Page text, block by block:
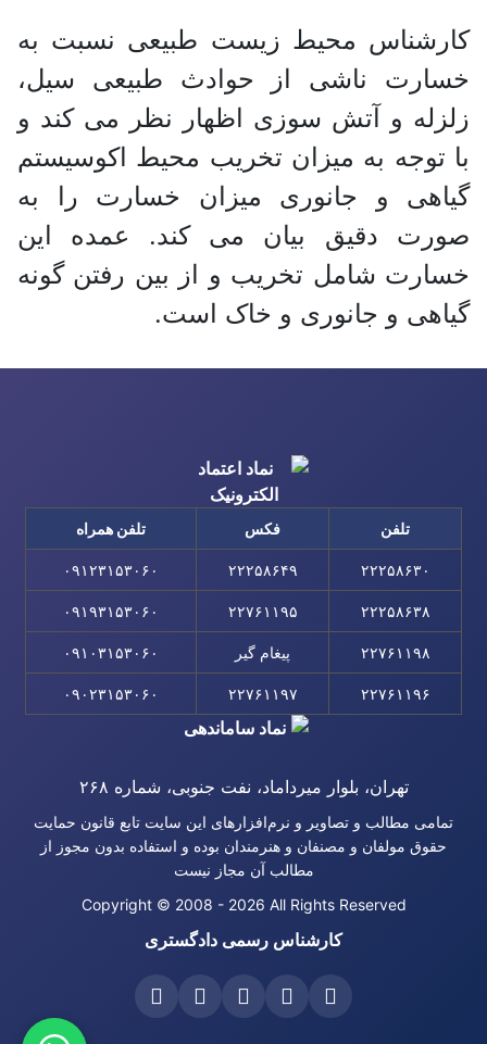
کارشناس محیط زیست طبیعی نسبت به
خسارت ناشی از حوادث طبیعی سیل،
زلزله و آتش سوزی اظهار نظر می کند و
با توجه به میزان تخریب محیط اکوسیستم
گیاهی و جانوری میزان خسارت را به
صورت دقیق بیان می کند. عمده این
خسارت شامل تخریب و از بین رفتن گونه
گیاهی و جانوری و خاک است.
تلفن فکس تلفن همراه
۲۲۲۵۸۶۳۰ ۲۲۲۵۸۶۴۹ ۰۹۱۲۳۱۵۳۰۶۰
۲۲۲۵۸۶۳۸ ۲۲۷۶۱۱۹۵ ۰۹۱۹۳۱۵۳۰۶۰
۲۲۷۶۱۱۹۸ پیغام گیر ۰۹۱۰۳۱۵۳۰۶۰
۲۲۷۶۱۱۹۶ ۲۲۷۶۱۱۹۷ ۰۹۰۲۳۱۵۳۰۶۰
تهران، بلوار میرداماد، نفت جنوبی، شماره ۲۶۸
تمامی مطالب و تصاویر و نرم‌افزارهای این سایت تابع قانون حمایت
حقوق مولفان و مصنفان و هنرمندان بوده و استفاده بدون مجوز از
مطالب آن مجاز نیست
Copyright © 2008 - 2026 All Rights Reserved
کارشناس رسمی دادگستری